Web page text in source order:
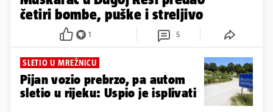
četiri bombe, puške i streljivo
1 5
SLETIO U MREŽNICU
Pijan vozio prebrzo, pa autom
sletio u rijeku: Uspio je isplivati